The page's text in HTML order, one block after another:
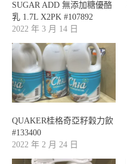
SUGAR ADD 無添加糖優酪
乳 1.7L X2PK #107892
2022 年 3 月 14 日
QUAKER桂格奇亞籽穀力飲
#133400
2022 年 2 月 24 日